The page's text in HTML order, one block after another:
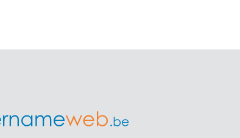
gezellige tuin - Gratis